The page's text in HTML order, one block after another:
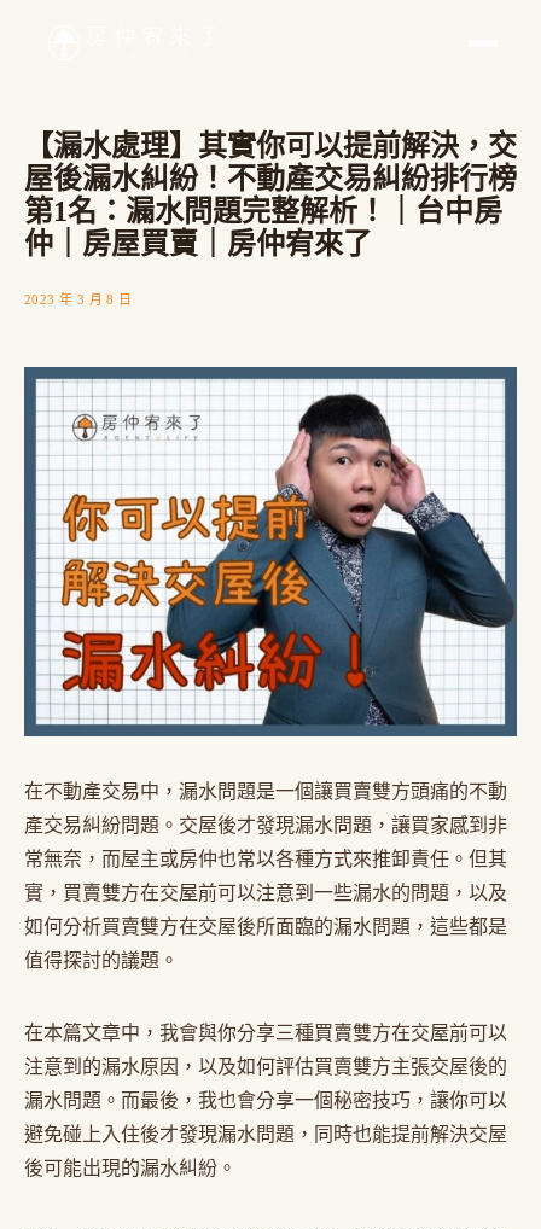
【漏水處理】其實你可以提前解決，交
屋後漏水糾紛！不動產交易糾紛排行榜
第1名：漏水問題完整解析！｜台中房
仲｜房屋買賣｜房仲宥來了
2023 年 3 月 8 日
在不動產交易中，漏水問題是一個讓買賣雙方頭痛的不動
產交易糾紛問題。交屋後才發現漏水問題，讓買家感到非
常無奈，而屋主或房仲也常以各種方式來推卸責任。但其
實，買賣雙方在交屋前可以注意到一些漏水的問題，以及
如何分析買賣雙方在交屋後所面臨的漏水問題，這些都是
值得探討的議題。
在本篇文章中，我會與你分享三種買賣雙方在交屋前可以
注意到的漏水原因，以及如何評估買賣雙方主張交屋後的
漏水問題。而最後，我也會分享一個秘密技巧，讓你可以
避免碰上入住後才發現漏水問題，同時也能提前解決交屋
後可能出現的漏水糾紛。